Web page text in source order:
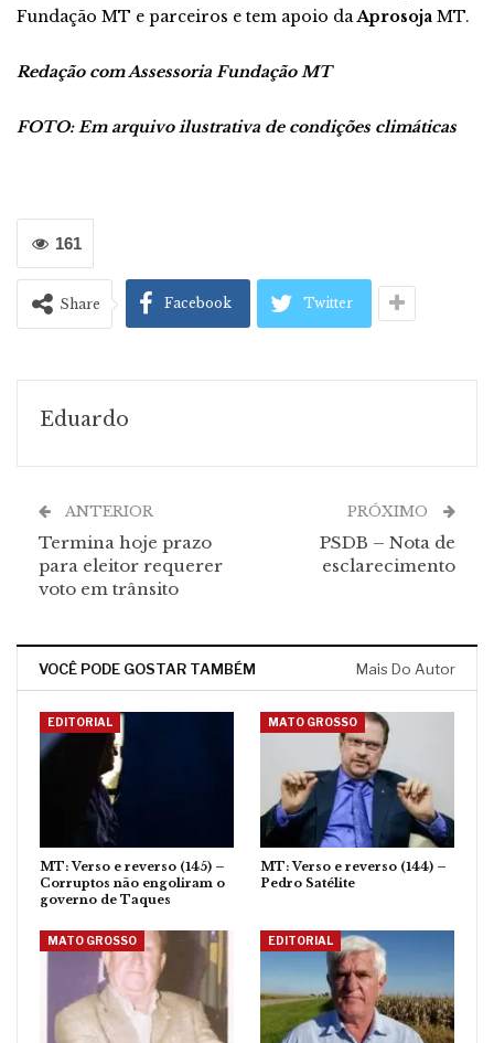
Fundação MT e parceiros e tem apoio daAprosoja MT.
Redação com Assessoria Fundação MT
FOTO: Em arquivo ilustrativa de condições climáticas
161
Share Facebook Twitter
Eduardo
ANTERIOR
Termina hoje prazo
para eleitor requerer
voto em trânsito
PRÓXIMO
PSDB – Nota de
esclarecimento
VOCÊ PODE GOSTAR TAMBÉM Mais Do Autor
EDITORIAL
MT: Verso e reverso (145) –
Corruptos não engoliram o
governo de Taques
MATO GROSSO
MT: Verso e reverso (144) –
Pedro Satélite
MATO GROSSO EDITORIAL